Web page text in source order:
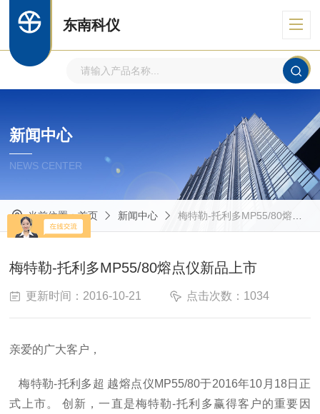
东南科仪
新闻中心
NEWS CENTER
当前位置：首页 新闻中心 梅特勒-托利多MP55/80熔点仪新品上市
梅特勒-托利多MP55/80熔点仪新品上市
更新时间：2016-10-21 点击次数：1034
亲爱的广大客户，
梅特勒-托利多超 越熔点仪MP55/80于2016年10月18日正
式上市。 创新，一直是梅特勒-托利多赢得客户的重要因